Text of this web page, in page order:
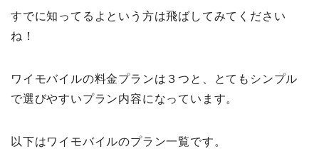
すでに知ってるよという方は飛ばしてみてください
ね！
ワイモバイルの料金プランは３つと、とてもシンプル
で選びやすいプラン内容になっています。
以下はワイモバイルのプラン一覧です。